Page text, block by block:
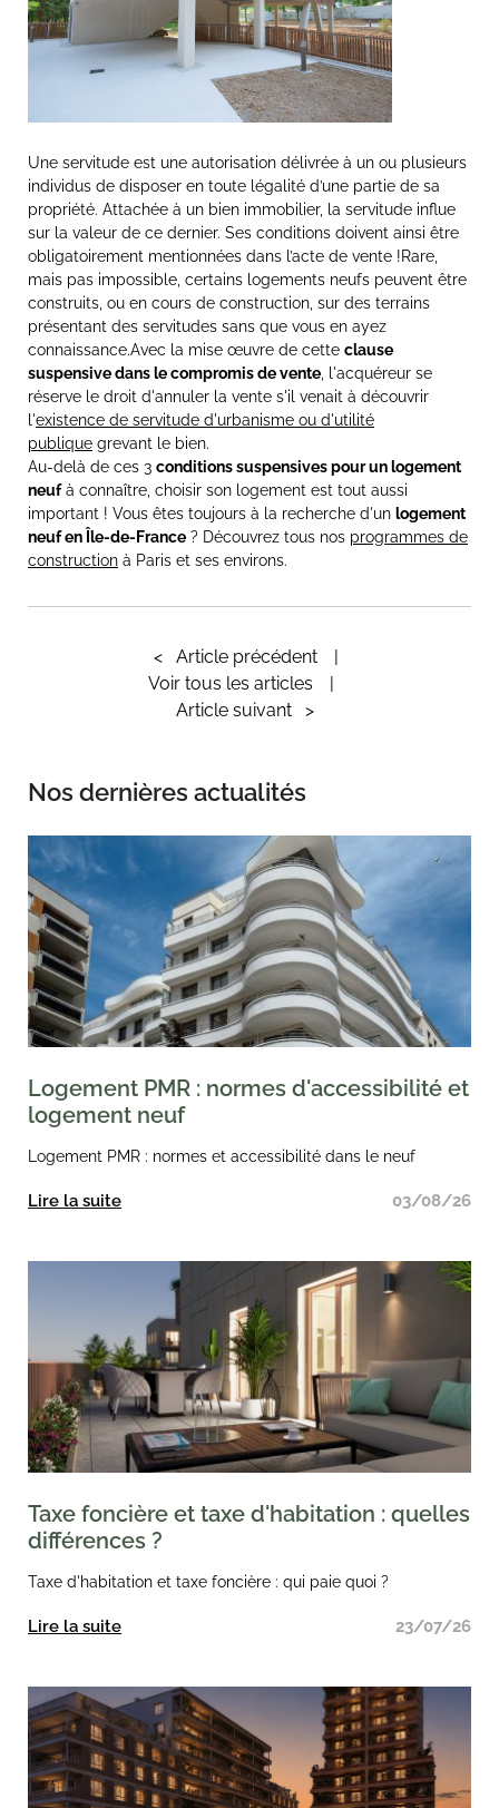
Une servitude est une autorisation délivrée à un ou plusieurs
individus de disposer en toute légalité d’une partie de sa
propriété. Attachée à un bien immobilier, la servitude influe
sur la valeur de ce dernier. Ses conditions doivent ainsi être
obligatoirement mentionnées dans l’acte de vente !Rare,
mais pas impossible, certains logements neufs peuvent être
construits, ou en cours de construction, sur des terrains
présentant des servitudes sans que vous en ayez
connaissance.Avec la mise œuvre de cette clause
suspensive dans le compromis de vente , l'acquéreur se
réserve le droit d'annuler la vente s'il venait à découvrir
l'existence de servitude d'urbanisme ou d'utilité
publique grevant le bien.
Au-delà de ces 3 conditions suspensives pour un logement
neufà connaître, choisir son logement est tout aussi
important ! Vous êtes toujours à la recherche d'un logement
neuf en le-de-France ? Découvrez tous nos programmes de
construction à Paris et ses environs.
<
Article précédent
Voir tous les articles
Article suivant
>
Nos dernières actualités
Logement PMR : normes d'accessibilité et
logement neuf
Logement PMR : normes et accessibilité dans le neuf
Lire la suite 03/08/26
Taxe foncière et taxe d'habitation : quelles
différences ?
Taxe d'habitation et taxe foncière : qui paie quoi ?
Lire la suite 23/07/26